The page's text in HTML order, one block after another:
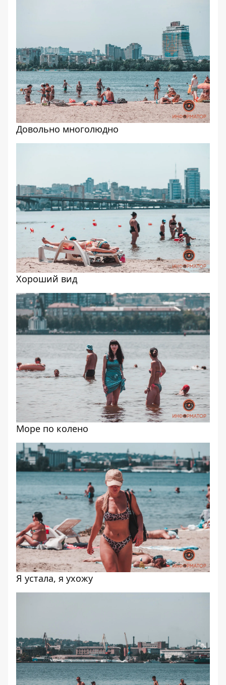
Довольно многолюдно
Хороший вид
Море по колено
Я устала, я ухожу